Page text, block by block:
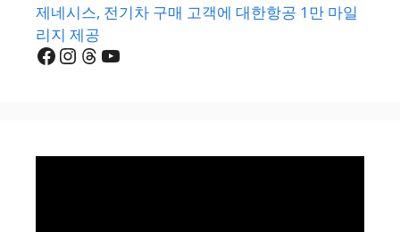
제네시스, 전기차 구매 고객에 대한항공 1만 마일
리지 제공
Facebook
Instagram
Threads
YouTube